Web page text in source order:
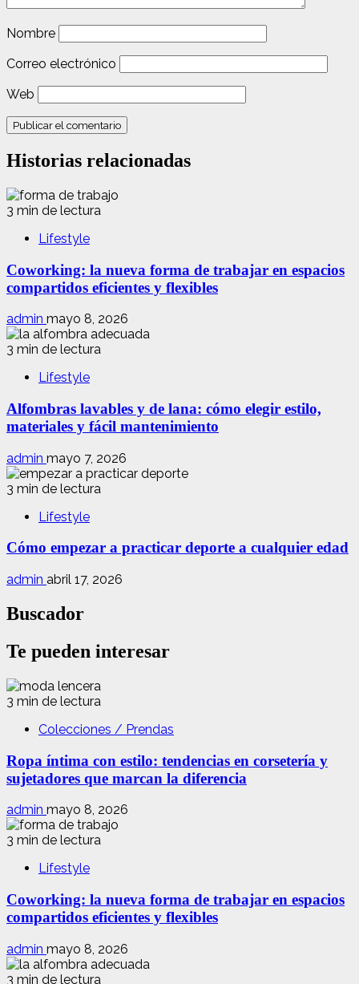
Nombre
Correo electrónico
Web
Historias relacionadas
3 min de lectura
Lifestyle
Coworking: la nueva forma de trabajar en espacios
compartidos eficientes y flexibles
admin mayo 8, 2026
3 min de lectura
Lifestyle
Alfombras lavables y de lana: cómo elegir estilo,
materiales y fácil mantenimiento
admin mayo 7, 2026
3 min de lectura
Lifestyle
Cómo empezar a practicar deporte a cualquier edad
admin abril 17, 2026
Buscador
Te pueden interesar
3 min de lectura
Colecciones / Prendas
Ropa íntima con estilo: tendencias en corsetería y
sujetadores que marcan la diferencia
admin mayo 8, 2026
3 min de lectura
Lifestyle
Coworking: la nueva forma de trabajar en espacios
compartidos eficientes y flexibles
admin mayo 8, 2026
3 min de lectura